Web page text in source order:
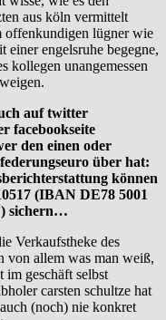
aus köln vermittelt
offenkundigen lügner wie
einer engelsruhe begegne,
kollegen unangemessen
auf twitter
facebookseite
den einen oder
über hat:
können
(IBAN DE78 5001
sichern…
Verkaufstheke des
von allem was man weiß,
geschäft selbst
carsten schultze hat
(noch) nie konkret